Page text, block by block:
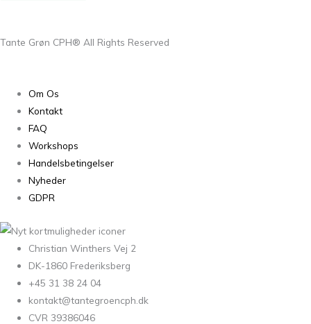
Tante Grøn CPH® All Rights Reserved
Om Os
Kontakt
FAQ
Workshops
Handelsbetingelser
Nyheder
GDPR
Christian Winthers Vej 2
DK-1860 Frederiksberg
+45 31 38 24 04
kontakt@tantegroencph.dk
CVR 39386046